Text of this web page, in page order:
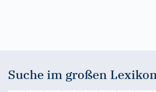
Suche im großen